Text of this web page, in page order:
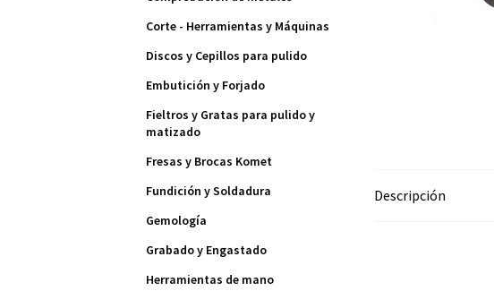
Descripción
Corte - Herramientas y Máquinas
Discos y Cepillos para pulido
Embutición y Forjado
Fieltros y Gratas para pulido y
matizado
Fresas y Brocas Komet
Fundición y Soldadura
Gemología
Grabado y Engastado
Herramientas de mano